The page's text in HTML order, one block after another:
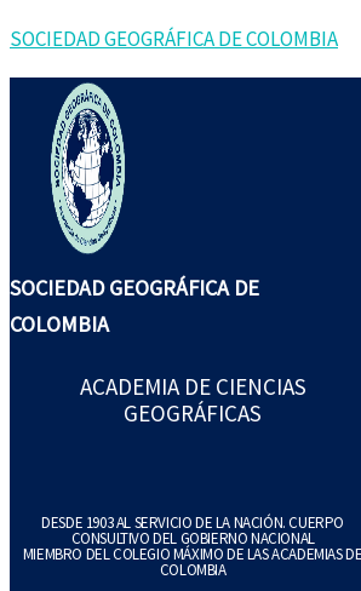
al
contenido
SOCIEDAD GEOGRÁFICA DE COLOMBIA
SOCIEDAD GEOGRÁFICA DE
COLOMBIA
ACADEMIA DE CIENCIAS
GEOGRÁFICAS
DESDE 1903 AL SERVICIO DE LA NACIÓN. CUERPO
CONSULTIVO DEL GOBIERNO NACIONAL
MIEMBRO DEL COLEGIO MÁXIMO DE LAS ACADEMIAS DE
COLOMBIA